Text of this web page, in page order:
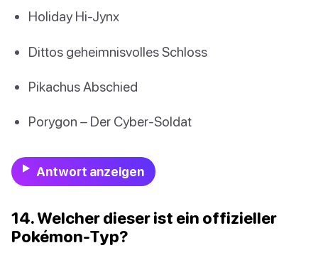
Holiday Hi-Jynx
Dittos geheimnisvolles Schloss
Pikachus Abschied
Porygon – Der Cyber-Soldat
Antwort anzeigen
14. Welcher dieser ist ein offizieller
Pokémon-Typ?